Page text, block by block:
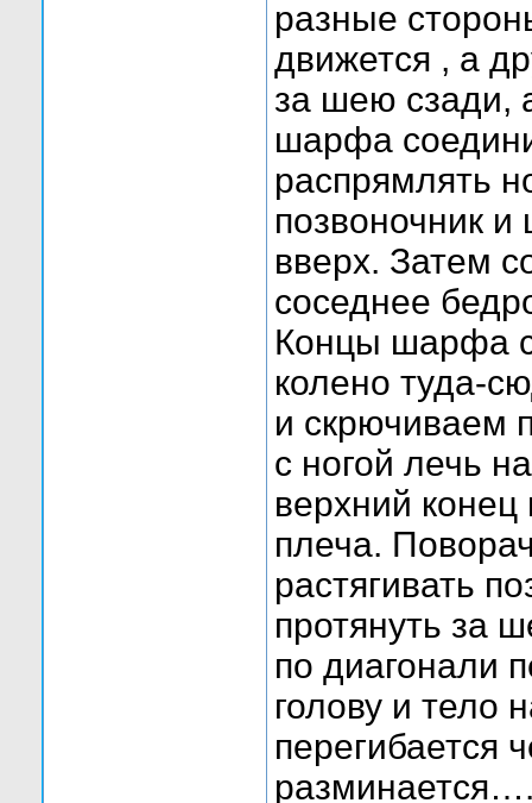
разные
движется , а
за шею сзади,
шарфа
распрямлять
позвоночник
вверх. Затем
соседнее
Концы шарфа
колено туда-
и скрючиваем
с ногой лечь
верхний
плеча.
растягивать
протянуть за
по диагонали
голову и тело
перегибается